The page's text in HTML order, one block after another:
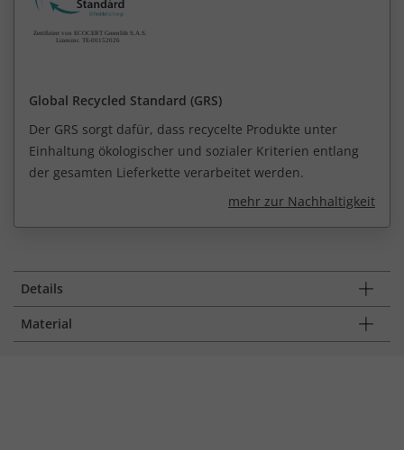
Global Recycled Standard (GRS)
Der GRS sorgt dafür, dass recycelte Produkte unter
Einhaltung ökologischer und sozialer Kriterien entlang
der gesamten Lieferkette verarbeitet werden.
mehr zur Nachhaltigkeit
Details
Material